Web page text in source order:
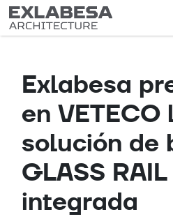
Exlabesa
en
solución de
GLASS
integrada